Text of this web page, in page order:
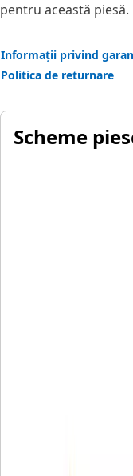
pentru această piesă.
Informații privind
Politica de returnare
Scheme